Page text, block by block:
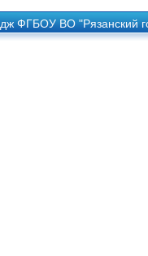
ФГБОУ ВО "Рязанский